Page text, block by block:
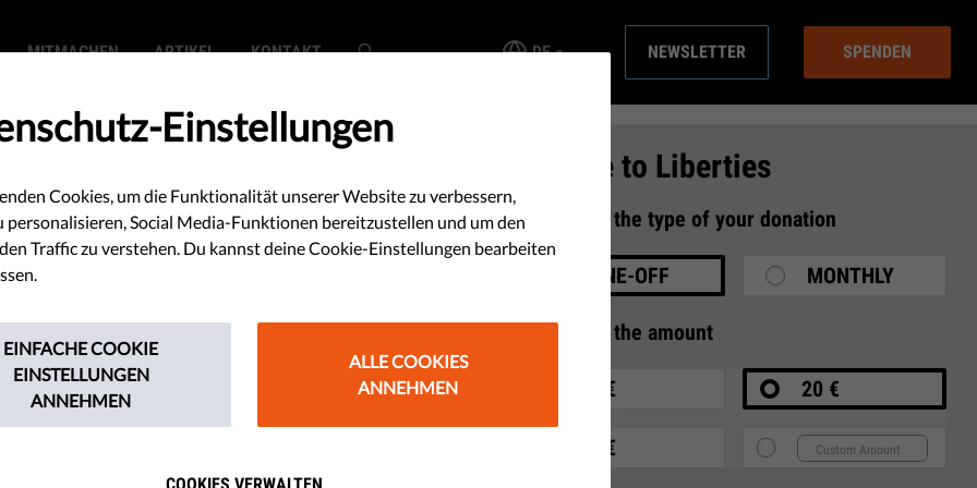
MITMACHEN ARTIKEL KONTAKT DE NEWSLETTER SPENDEN
Kommission:
Aufgaben,
wie arbeitet sie und
Donate to Liberties
Select the type of your donation
ONE-OFF MONTHLY
2 Select the amount
10 € 20 €
35 €
Einstellungen
Cookies, um die Funktionalität unserer Website zu verbessern,
personalisieren, Social Media-Funktionen bereitzustellen und um den
Traffic zu verstehen. Du kannst deine Cookie-Einstellungen bearbeiten
EINFACHE COOKIE
EINSTELLUNGEN
ANNEHMEN
ALLE COOKIES
ANNEHMEN